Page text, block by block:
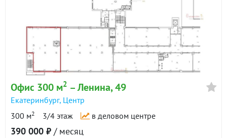
Офис 300 м2 – Ленина, 49
Екатеринбург, Центр
300 м2 3/4 этаж в деловом центре
390 000 ₽ / месяц